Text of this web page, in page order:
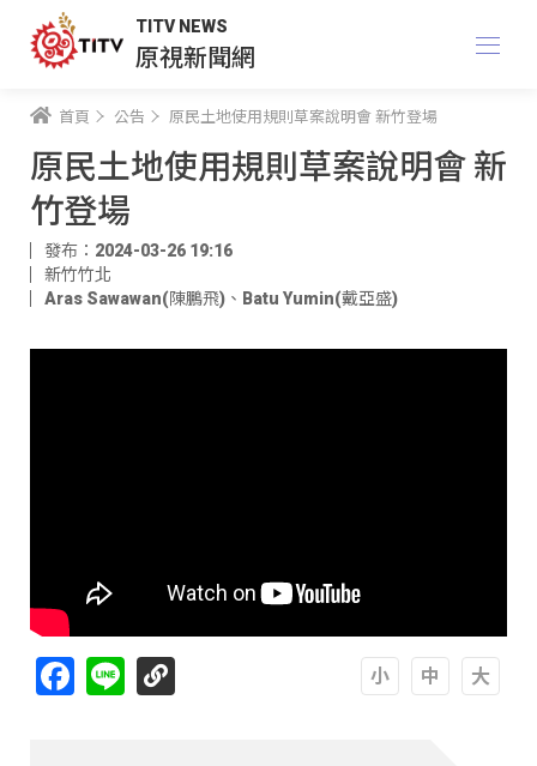
TITV NEWS
原視新聞網
首頁 公告 原民土地使用規則草案說明會 新竹登場
原民土地使用規則草案說明會 新
竹登場
發布：2024-03-26 19:16
新竹竹北
Aras Sawawan(陳鵬飛) 、 Batu Yumin(戴亞盛)
Facebook
Line